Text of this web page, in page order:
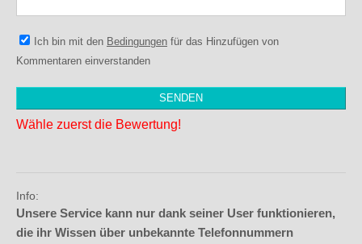
Ich bin mit den Bedingungen für das Hinzufügen von
Kommentaren einverstanden
Wähle zuerst die Bewertung!
Info:
Unsere Service kann nur dank seiner User funktionieren,
die ihr Wissen über unbekannte Telefonnummern